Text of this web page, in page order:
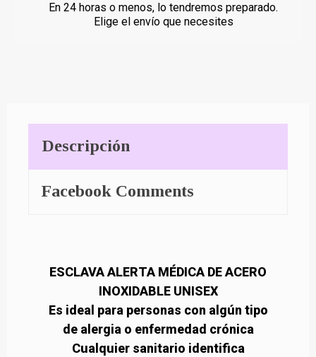
En 24 horas o menos, lo tendremos preparado.
Elige el envío que necesites
Descripción
Facebook Comments
ESCLAVA ALERTA MÉDICA DE ACERO
INOXIDABLE UNISEX
Es ideal para personas con algún tipo
de alergia o enfermedad crónica
Cualquier sanitario identifica